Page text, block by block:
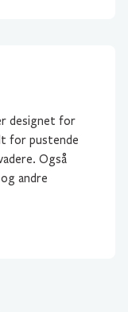
designet for
for pustende
Også
andre